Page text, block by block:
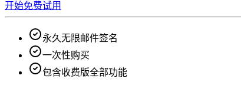
开始免费试用
永久无限邮件签名
一次性购买
包含收费版全部功能